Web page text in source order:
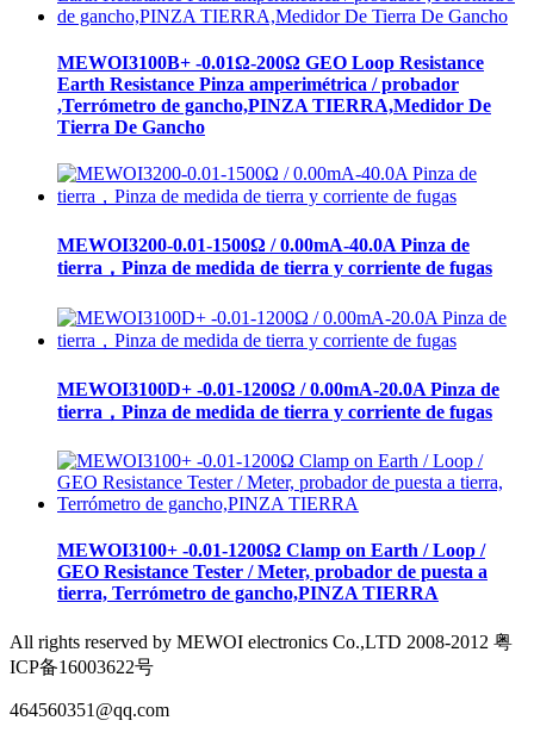
MEWOI3100B+ -0.01Ω-200Ω GEO Loop Resistance
Earth Resistance Pinza amperimétrica / probador
,Terrómetro de gancho,PINZA TIERRA,Medidor De
Tierra De Gancho
MEWOI3200-0.01-1500Ω / 0.00mA-40.0A Pinza de
tierra，Pinza de medida de tierra y corriente de fugas
MEWOI3100D+ -0.01-1200Ω / 0.00mA-20.0A Pinza de
tierra，Pinza de medida de tierra y corriente de fugas
MEWOI3100+ -0.01-1200Ω Clamp on Earth / Loop /
GEO Resistance Tester / Meter, probador de puesta a
tierra, Terrómetro de gancho,PINZA TIERRA
All rights reserved by MEWOI electronics Co.,LTD 2008-2012 粤
ICP备16003622号
464560351@qq.com